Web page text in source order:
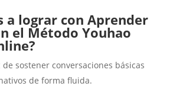
a lograr con Aprender
el Método Youhao
de sostener conversaciones básicas
de forma fluida.